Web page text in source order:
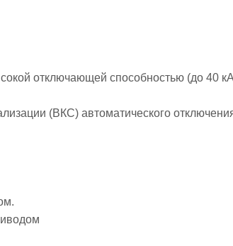
отключающей способностью (до 40
(ВКС) автоматического